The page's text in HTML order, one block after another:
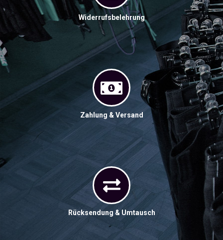
Widerrufsbelehrung
Zahlung & Versand
Rücksendung & Umtausch